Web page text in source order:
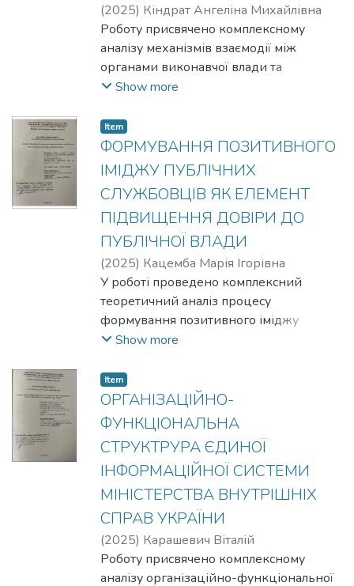
(2025) Кіндрат Ангеліна Михайлівна
Роботу присвячено комплексному
аналізу механізмів взаємодії між
органами виконавчої влади та
місцевого самоврядування у сфері
дослідженні визначено роль та систему
суб’єктів формування соціальної
політики, зокрема детально
проаналізовано діяльність Міністерства
соціальної політики, сім’ї та єдності
України. Особливу увагу приділено
гендерним аспектам, механізмам
запобігання домашньому насильству та
протидії торгівлі людьми. Описано
європейські стандарти та досвід
міжнародних організацій як орієнтири
для модернізації вітчизняної системи
Show more
Item
ФОРМУВАННЯ ПОЗИТИВНОГО
ІМІДЖУ ПУБЛІЧНИХ
СЛУЖБОВЦІВ ЯК ЕЛЕМЕНТ
ПІДВИЩЕННЯ ДОВІРИ ДО
ПУБЛІЧНОЇ ВЛАДИ
(2025) Кацемба Марія Ігорівна
У роботі проведено комплексний
теоретичний аналіз процесу
формування позитивного іміджу
публічних службовців як стратегічного
публічної влади. Досліджено сутність та
структуру іміджу, а також його
взаємозв’язок із легітимністю
управлінських рішень у сучасних
умовах трансформації системи
державного управління. Особливу увагу
приділено нормативно-правовому
забезпеченню іміджевої політики та
ролі професійної етики, прозорості й
підзвітності у формуванні суспільного
сприйняття службовців.
Show more
Item
ОРГАНІЗАЦІЙНО-
ФУНКЦІОНАЛЬНА
СТРУКТРУРА ЄДИНОЇ
ІНФОРМАЦІЙНОЇ СИСТЕМИ
МІНІСТЕРСТВА ВНУТРІШНІХ
СПРАВ УКРАЇНИ
(2025) Карашевич Віталій
Володимирович
Роботу присвячено комплексному
аналізу організаційно-функціональної